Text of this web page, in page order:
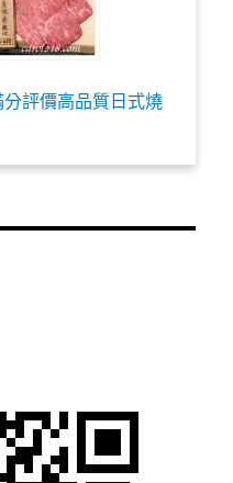
評價高品質日式燒